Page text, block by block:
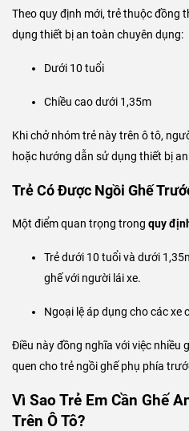
Theo quy định mới, trẻ thuộc đồng
dụng thiết bị an toàn chuyên dụng:
Dưới 10 tuổi
Chiều cao dưới 1,35m
Khi chở nhóm trẻ này trên ô tô,
hoặc hướng dẫn sử dụng thiết bị
Trẻ Có Được Ngồi Ghế
Một điểm quan trọng trong quy
Trẻ dưới 10 tuổi và dưới
ghế với người lái xe.
Ngoại lệ áp dụng cho các xe
Điều này đồng nghĩa với việc nhiều
quen cho trẻ ngồi ghế phụ phía
Vì Sao Trẻ Em Cần Ghế
Trên Ô Tô?